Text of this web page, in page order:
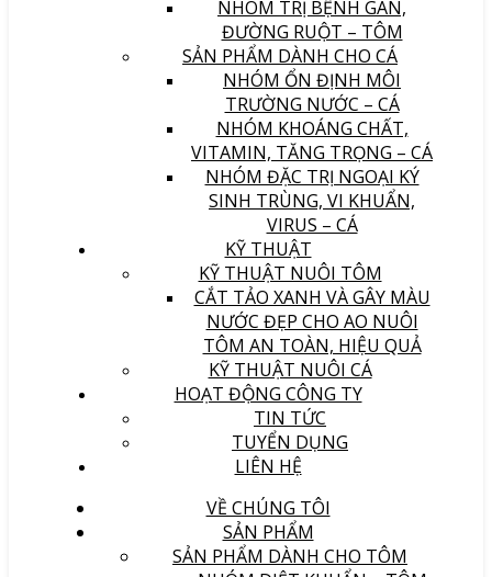
NHÓM TRỊ BỆNH GAN,
ĐƯỜNG RUỘT – TÔM
SẢN PHẨM DÀNH CHO CÁ
NHÓM ỔN ĐỊNH MÔI
TRƯỜNG NƯỚC – CÁ
NHÓM KHOÁNG CHẤT,
VITAMIN, TĂNG TRỌNG – CÁ
NHÓM ĐẶC TRỊ NGOẠI KÝ
SINH TRÙNG, VI KHUẨN,
VIRUS – CÁ
KỸ THUẬT
KỸ THUẬT NUÔI TÔM
CẮT TẢO XANH VÀ GÂY MÀU
NƯỚC ĐẸP CHO AO NUÔI
TÔM AN TOÀN, HIỆU QUẢ
KỸ THUẬT NUÔI CÁ
HOẠT ĐỘNG CÔNG TY
TIN TỨC
TUYỂN DỤNG
LIÊN HỆ
VỀ CHÚNG TÔI
SẢN PHẨM
SẢN PHẨM DÀNH CHO TÔM